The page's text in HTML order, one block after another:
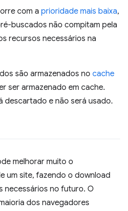
com a prioridade mais baixa,
buscados não compitam pela
recursos necessários na
são armazenados no cache
ser armazenado em cache.
descartado e não será usado.
melhorar muito o
um site, fazendo o download
necessários no futuro. O
dos navegadores